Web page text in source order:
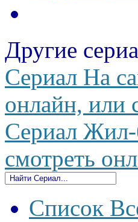
Другие
Сериал На
онлайн, или
Сериал
смотреть
Список